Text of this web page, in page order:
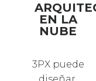
EN LA
NUBE
3PX puede